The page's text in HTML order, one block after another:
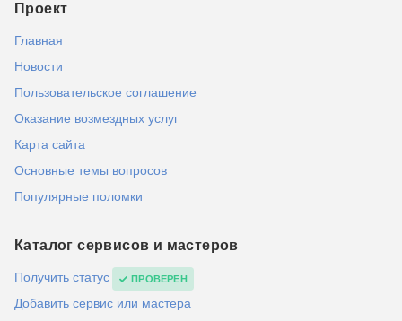
Проект
Главная
Новости
Пользовательское соглашение
Оказание возмездных услуг
Карта сайта
Основные темы вопросов
Популярные поломки
Каталог сервисов и мастеров
Получить статус ПРОВЕРЕН
Добавить сервис или мастера